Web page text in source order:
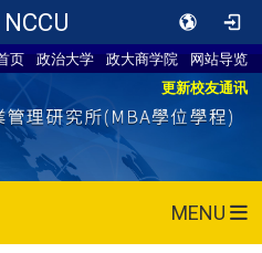
NCCU
页 政治大学 政大商学院
网站导览
更新校友通讯
MENU